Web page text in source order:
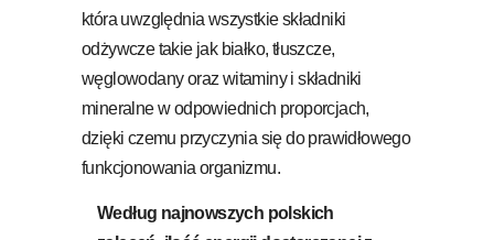
która uwzględnia wszystkie składniki
odżywcze takie jak białko, tłuszcze,
węglowodany oraz witaminy i składniki
mineralne w odpowiednich proporcjach,
dzięki czemu przyczynia się do prawidłowego
funkcjonowania organizmu.
Według najnowszych polskich